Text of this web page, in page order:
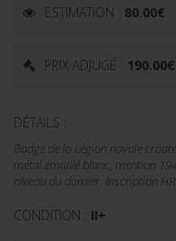
ESTIMATION : 80.00€
PRIX ADJUGÉ : 190.00€
DÉTAILS :
Badge de la Légion navale
métal émaillé blanc, mention
niveau du damier. Inscription
CONDITION : II+